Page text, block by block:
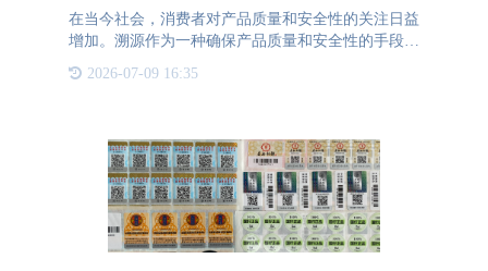
在当今社会，消费者对产品质量和安全性的关注日益
增加。溯源作为一种确保产品质量和安全性的手段，
已经成为了各行各业不可或缺的一部分。特别是在奶
制品行业，溯源的重要性更是显而易见。奶制品的溯
2026-07-09 16:35